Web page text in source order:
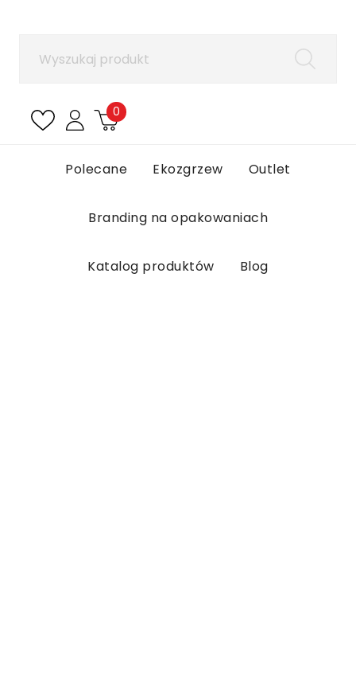
0
Polecane Ekozgrzew Outlet
Branding na opakowaniach
Katalog produktów Blog
Aby zapisać produkty na liście ulubionych, musisz
Anuluj Zaloguj się